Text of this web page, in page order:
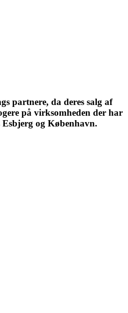
partnere, da deres salg af
på virksomheden der har
og København.